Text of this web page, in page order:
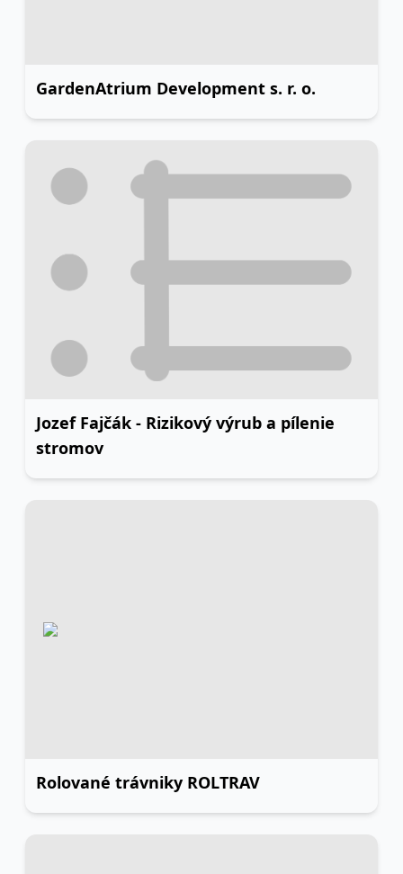
GardenAtrium Development s. r. o.
Jozef Fajčák - Rizikový výrub a pílenie
stromov
Rolované trávniky ROLTRAV